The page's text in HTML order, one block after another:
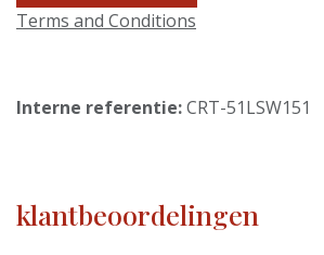
Terms and Conditions
Interne referentie:CRT-51LSW151
klantbeoordelingen